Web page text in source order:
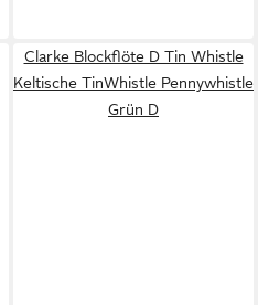
Clarke Blockflöte D Tin Whistle
Keltische TinWhistle Pennywhistle
Grün D